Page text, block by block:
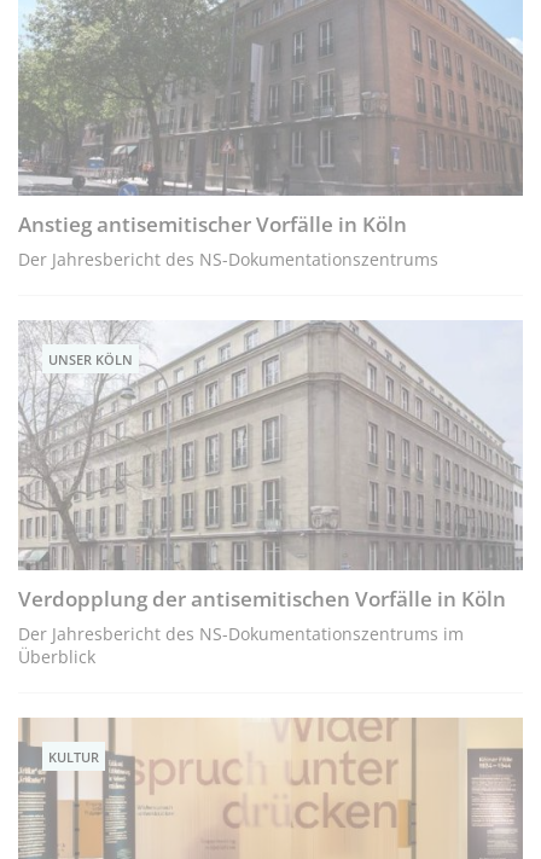
Anstieg antisemitischer Vorfälle in Köln
Der Jahresbericht des NS-Dokumentationszentrums
UNSER KÖLN
Verdopplung der antisemitischen Vorfälle in Köln
Der Jahresbericht des NS-Dokumentationszentrums im
Überblick
KULTUR